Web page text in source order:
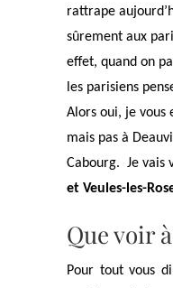
rattrape
sûrement aux
effet, quand on
les parisiens
Alors oui, je vous
mais pas à
Cabourg. Je vais
et Veules-les-
Que voir
Pour tout vous